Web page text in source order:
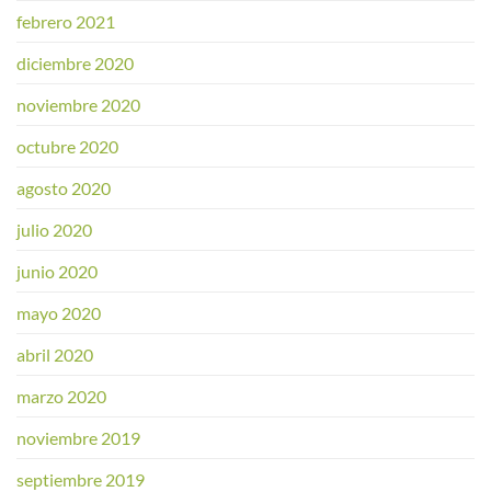
febrero 2021
diciembre 2020
noviembre 2020
octubre 2020
agosto 2020
julio 2020
junio 2020
mayo 2020
abril 2020
marzo 2020
noviembre 2019
septiembre 2019